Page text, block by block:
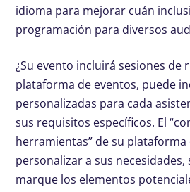
idioma para mejorar cuán
programación para diversos
¿Su evento incluirá sesiones de
plataforma de eventos, puede
personalizadas para cada
sus requisitos específicos. El
herramientas” de su
personalizar a sus
marque los elementos